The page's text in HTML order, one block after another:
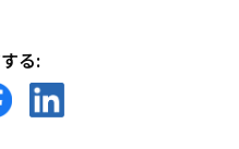
る:
新
し